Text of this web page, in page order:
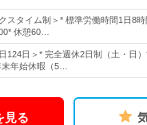
スタイム制＞* 標準労働時間1日8
休憩60…
124日＞* 完全週休2日制（土・日
末年始休暇（5…
見る